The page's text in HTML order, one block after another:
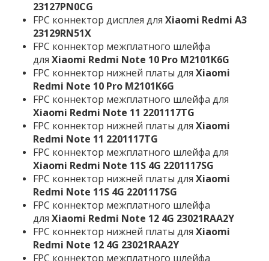
23127PN0CG
FPC коннектор дисплея для Xiaomi Redmi A3
23129RN51X
FPC коннектор межплатного шлейфа
для Xiaomi Redmi Note 10 Pro M2101K6G
FPC коннектор нижней платы для Xiaomi
Redmi Note 10 Pro M2101K6G
FPC коннектор межплатного шлейфа для
Xiaomi Redmi Note 11 2201117TG
FPC коннектор нижней платы для Xiaomi
Redmi Note 11 2201117TG
FPC коннектор межплатного шлейфа для
Xiaomi Redmi Note 11S 4G 2201117SG
FPC коннектор нижней платы для Xiaomi
Redmi Note 11S 4G 2201117SG
FPC коннектор межплатного шлейфа
для Xiaomi Redmi Note 12 4G 23021RAA2Y
FPC коннектор нижней платы для Xiaomi
Redmi Note 12 4G 23021RAA2Y
FPC коннектор межплатного шлейфа